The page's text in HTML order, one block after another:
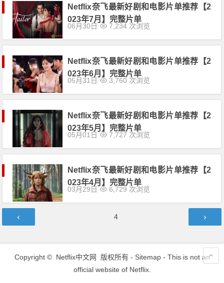
Netflix奈飞最新好剧和电影片单推荐【2
023年7月】完整片单
06月30日 7,234 次浏览
Netflix奈飞最新好剧和电影片单推荐【2
023年6月】完整片单
05月31日 3,760 次浏览
Netflix奈飞最新好剧和电影片单推荐【2
023年5月】完整片单
05月01日 7,727 次浏览
Netflix奈飞最新好剧和电影片单推荐【2
023年4月】完整片单
03月29日 6,729 次浏览
章
第4
Copyright © Netflix中文网 版权所有 - Sitemap- This is not an
official website of Netflix.